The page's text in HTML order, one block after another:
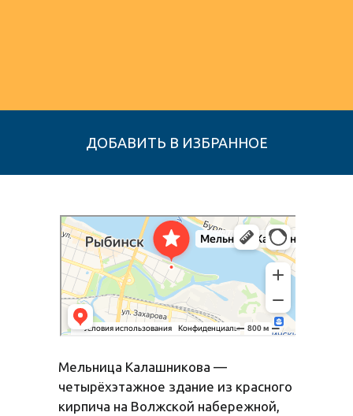
Мельница Калашникова —
четырёхэтажное здание из красного
кирпича на Волжской набережной,
Мельница купца Е.С. Калашникова, 1899 год
Достопримечательность в Рыбинске